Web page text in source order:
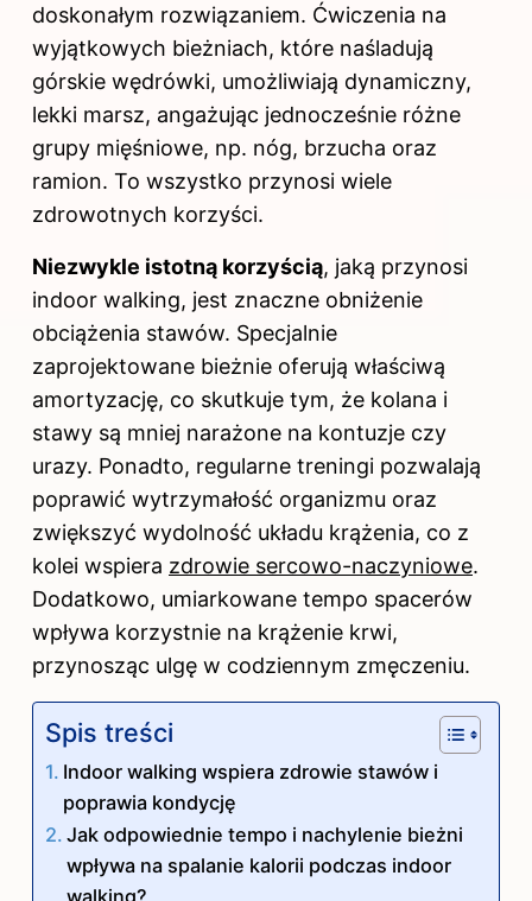
doskonałym rozwiązaniem. Ćwiczenia na
wyjątkowych bieżniach, które naśladują
górskie wędrówki, umożliwiają dynamiczny,
lekki marsz, angażując jednocześnie różne
grupy mięśniowe, np. nóg, brzucha oraz
ramion. To wszystko przynosi wiele
zdrowotnych korzyści.
Niezwykle istotną korzyścią, jaką przynosi
indoor walking, jest znaczne obniżenie
obciążenia stawów. Specjalnie
zaprojektowane bieżnie oferują właściwą
amortyzację, co skutkuje tym, że kolana i
stawy są mniej narażone na kontuzje czy
urazy. Ponadto, regularne treningi pozwalają
poprawić wytrzymałość organizmu oraz
zwiększyć wydolność układu krążenia, co z
kolei wspiera zdrowie sercowo-naczyniowe.
Dodatkowo, umiarkowane tempo spacerów
wpływa korzystnie na krążenie krwi,
przynosząc ulgę w codziennym zmęczeniu.
Spis treści
Indoor walking wspiera zdrowie stawów i
poprawia kondycję
Jak odpowiednie tempo i nachylenie bieżni
wpływa na spalanie kalorii podczas indoor
walking?